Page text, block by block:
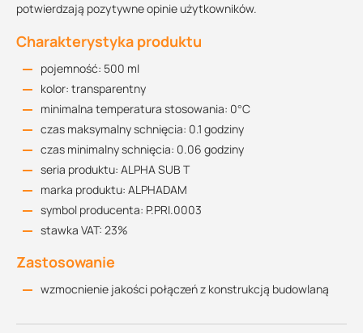
potwierdzają pozytywne opinie użytkowników.
Charakterystyka produktu
pojemność: 500 ml
kolor: transparentny
minimalna temperatura stosowania: 0°C
czas maksymalny schnięcia: 0.1 godziny
czas minimalny schnięcia: 0.06 godziny
seria produktu: ALPHA SUB T
marka produktu: ALPHADAM
symbol producenta: P.PRI.0003
stawka VAT: 23%
Zastosowanie
wzmocnienie jakości połączeń z konstrukcją budowlaną